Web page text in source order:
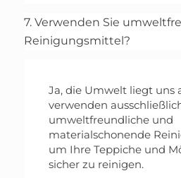
7. Verwenden Sie
Reinigungsmittel?
Ja, die Umwelt liegt uns
verwenden
umweltfreundliche und
materialschonende
um Ihre Teppiche und
sicher zu reinigen.